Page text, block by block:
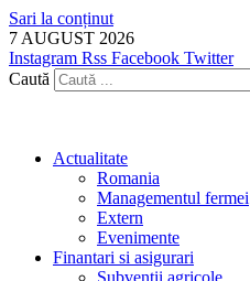
Sari la conținut
7 AUGUST 2026
Instagram Rss Facebook Twitter
Caută
Actualitate
Romania
Managementul fermei
Extern
Evenimente
Finantari si asigurari
Subventii agricole